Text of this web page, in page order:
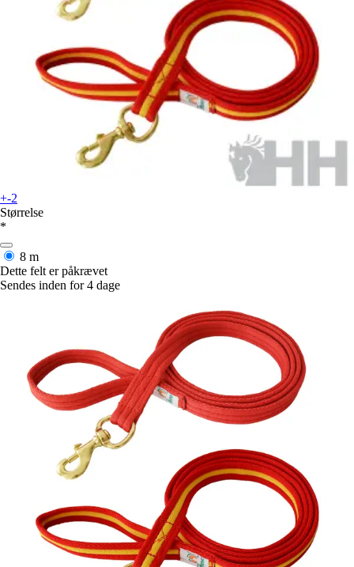
+-2
Størrelse
*
8 m
Dette felt er påkrævet
Sendes inden for 4 dage